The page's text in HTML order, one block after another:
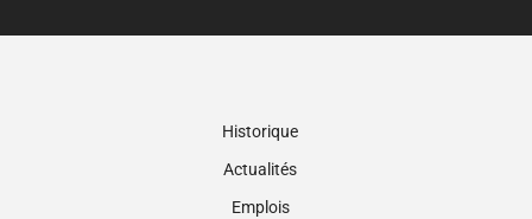
Historique
Actualités
Emplois